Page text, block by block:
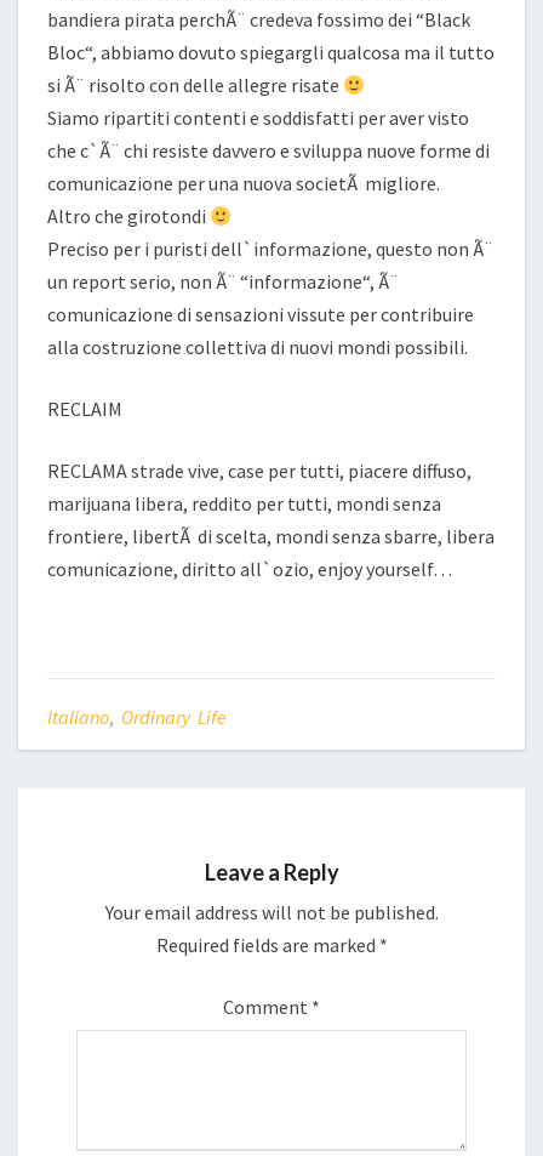
bandiera pirata perchÃ¨ credeva fossimo dei “Black
Bloc“, abbiamo dovuto spiegargli qualcosa ma il tutto
si Ã¨ risolto con delle allegre risate
Siamo ripartiti contenti e soddisfatti per aver visto
che c`Ã¨ chi resiste davvero e sviluppa nuove forme di
comunicazione per una nuova societÃ migliore.
Altro che girotondi
Preciso per i puristi dell`informazione, questo non Ã¨
un report serio, non Ã¨ “informazione“, Ã¨
comunicazione di sensazioni vissute per contribuire
alla costruzione collettiva di nuovi mondi possibili.
RECLAIM
RECLAMA strade vive, case per tutti, piacere diffuso,
marijuana libera, reddito per tutti, mondi senza
frontiere, libertÃ di scelta, mondi senza sbarre, libera
comunicazione, diritto all`ozio, enjoy yourself…
Italiano, Ordinary Life
Leave a Reply
Your email address will not be published.
Required fields are marked *
Comment *